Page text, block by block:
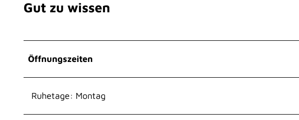
Gut zu wissen
Öffnungszeiten
Ruhetage: Montag